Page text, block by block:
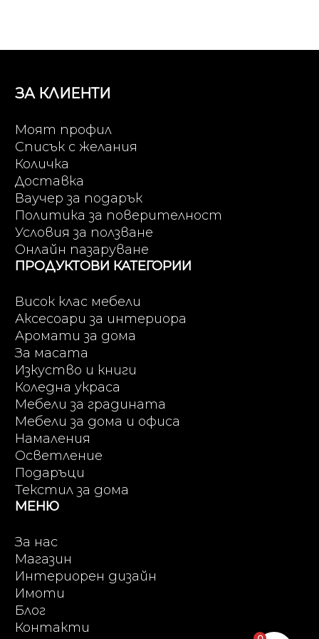
ЗА КЛИЕНТИ
Моят профил
Списък с желания
Количка
Доставка
Ваучер за подарък
Политика за поверителност
Условия за ползване
Онлайн пазаруване
ПРОДУКТОВИ КАТЕГОРИИ
Висок клас мебели
Аксесоари за интериора
Аромати за дома
За масата
Изкуство и книги
Коледна украса
Мебели за градината
Мебели за дома и офиса
Намаления
Осветление
Подаръци
Текстил за дома
МЕНЮ
За нас
Магазин
Интериорен дизайн
Имоти
Блог
Контакти